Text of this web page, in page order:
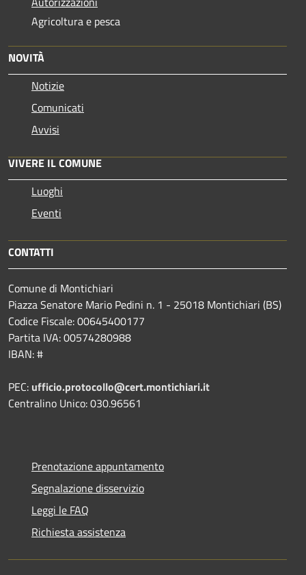
Agricoltura e pesca
NOVITÀ
Notizie
Comunicati
Avvisi
VIVERE IL COMUNE
Luoghi
Eventi
CONTATTI
Comune di Montichiari
Piazza Senatore Mario Pedini n. 1 - 25018 Montichiari (BS)
Codice Fiscale: 00645400177
Partita IVA: 00574280988
IBAN: #
PEC: ufficio.protocollo@cert.montichiari.it
Centralino Unico: 030.96561
Prenotazione appuntamento
Segnalazione disservizio
Leggi le FAQ
Richiesta assistenza